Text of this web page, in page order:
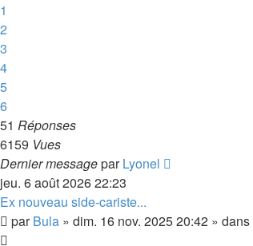
1
2
3
4
5
6
51 Réponses
6159 Vues
Dernier messageparLyonel
jeu. 6 août 2026 22:23
Ex nouveau side-cariste...
parBula » dim. 16 nov. 2025 20:42 » dans